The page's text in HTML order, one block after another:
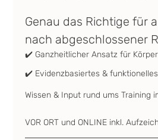
Genau das Richtige für
nach abgeschlossener
✔️ Ganzheitlicher Ansatz für
✔️ Evidenzbasiertes &
Wissen & Input rund ums Training
VOR ORT und ONLINE inkl.